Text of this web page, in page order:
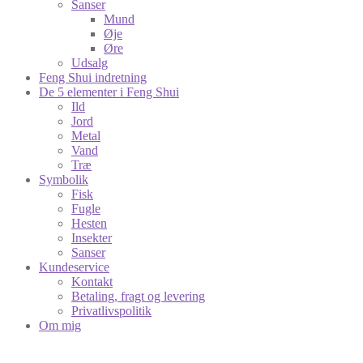
Sanser
Mund
Øje
Øre
Udsalg
Feng Shui indretning
De 5 elementer i Feng Shui
Ild
Jord
Metal
Vand
Træ
Symbolik
Fisk
Fugle
Hesten
Insekter
Sanser
Kundeservice
Kontakt
Betaling, fragt og levering
Privatlivspolitik
Om mig